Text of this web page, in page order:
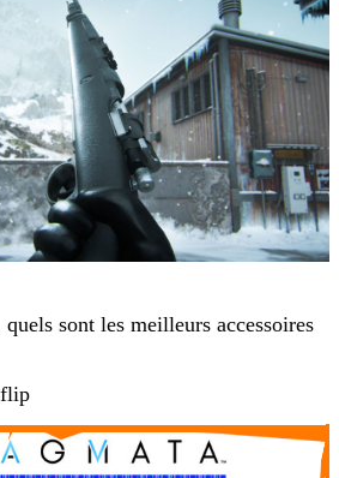
sont les meilleurs accessoires